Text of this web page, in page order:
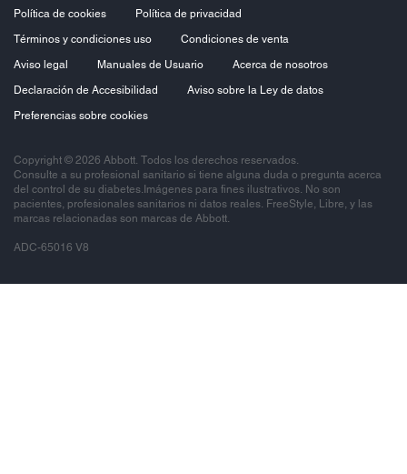
Política de cookies
Política de privacidad
Términos y condiciones uso
Condiciones de venta
Aviso legal
Manuales de Usuario
Acerca de nosotros
Declaración de Accesibilidad
Aviso sobre la Ley de datos
Preferencias sobre cookies
Copyright © 2026 Abbott. Todos los derechos reservados.
Consulte a su profesional sanitario si tiene alguna duda o pregunta acerca
del control de su diabetes.Imágenes para fines ilustrativos. No son
pacientes, profesionales sanitarios ni datos reales. FreeStyle, Libre, y las
marcas relacionadas son marcas de Abbott.
ADC-65016 V8